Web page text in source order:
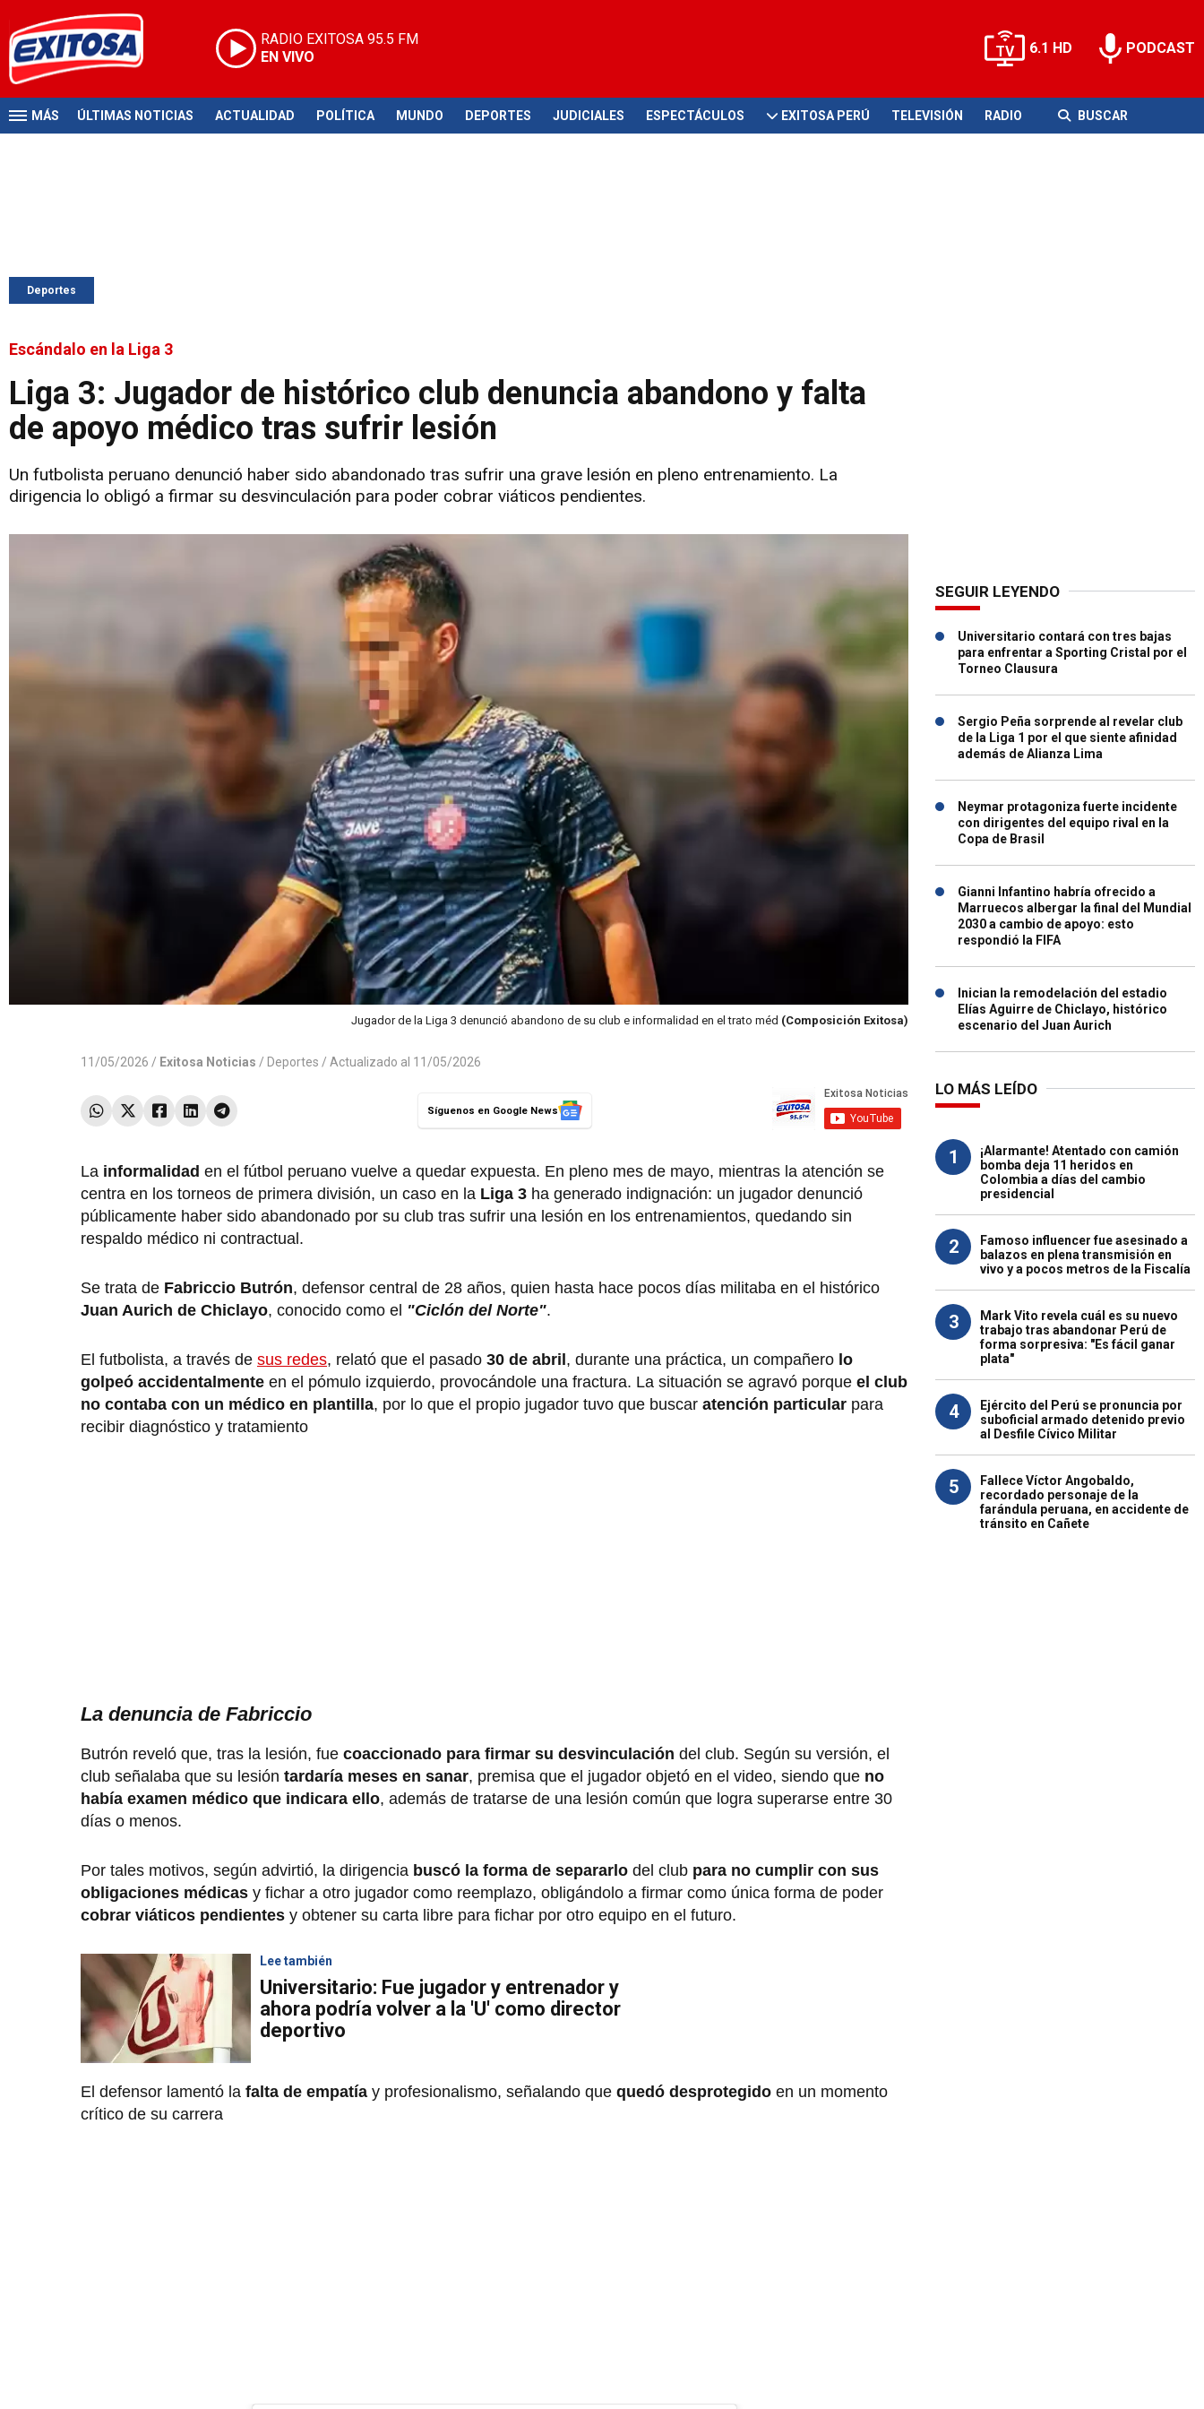
RADIO EXITOSA 95.5 FM
EN VIVO
6.1 HD PODCAST
MÁS ÚLTIMAS NOTICIAS ACTUALIDAD POLÍTICA MUNDO DEPORTES JUDICIALES ESPECTÁCULOS EXITOSA PERÚ TELEVISIÓN RADIO BUSCAR
Deportes
Escándalo en la Liga 3
Liga 3: Jugador de histórico club denuncia abandono y falta
de apoyo médico tras sufrir lesión
Un futbolista peruano denunció haber sido abandonado tras sufrir una grave lesión en pleno entrenamiento. La
dirigencia lo obligó a firmar su desvinculación para poder cobrar viáticos pendientes.
Jugador de la Liga 3 denunció abandono de su club e informalidad en el trato méd (Composición Exitosa)
11/05/2026 / Exitosa Noticias / Deportes / Actualizado al 11/05/2026
Síguenos en Google News
La informalidad en el fútbol peruano vuelve a quedar expuesta. En pleno mes de mayo, mientras la atención se
centra en los torneos de primera división, un caso en la Liga 3 ha generado indignación: un jugador denunció
públicamente haber sido abandonado por su club tras sufrir una lesión en los entrenamientos, quedando sin
respaldo médico ni contractual.
Se trata de Fabriccio Butrón, defensor central de 28 años, quien hasta hace pocos días militaba en el histórico
Juan Aurich de Chiclayo, conocido como el "Ciclón del Norte".
El futbolista, a través de sus redes, relató que el pasado 30 de abril , durante una práctica, un compañero lo
golpeó accidentalmente en el pómulo izquierdo, provocándole una fractura. La situación se agravó porque el club
no contaba con un médico en plantilla, por lo que el propio jugador tuvo que buscar atención particular para
recibir diagnóstico y tratamiento
La denuncia de Fabriccio
Butrón reveló que, tras la lesión, fue coaccionado para firmar su desvinculación del club. Según su versión, el
club señalaba que su lesión tardaría meses en sanar, premisa que el jugador objetó en el video, siendo que no
había examen médico que indicara ello, además de tratarse de una lesión común que logra superarse entre 30
días o menos.
Por tales motivos, según advirtió, la dirigencia buscó la forma de separarlo del club para no cumplir con sus
obligaciones médicas y fichar a otro jugador como reemplazo, obligándolo a firmar como única forma de poder
cobrar viáticos pendientes y obtener su carta libre para fichar por otro equipo en el futuro.
Lee también
Universitario: Fue jugador y entrenador y
ahora podría volver a la 'U' como director
deportivo
El defensor lamentó la falta de empatía y profesionalismo, señalando que quedó desprotegido en un momento
crítico de su carrera
SEGUIR LEYENDO
Universitario contará con tres bajas
para enfrentar a Sporting Cristal por el
Torneo Clausura
Sergio Peña sorprende al revelar club
de la Liga 1 por el que siente afinidad
además de Alianza Lima
Neymar protagoniza fuerte incidente
con dirigentes del equipo rival en la
Copa de Brasil
Gianni Infantino habría ofrecido a
Marruecos albergar la final del Mundial
2030 a cambio de apoyo: esto
respondió la FIFA
Inician la remodelación del estadio
Elías Aguirre de Chiclayo, histórico
escenario del Juan Aurich
LO MÁS LEÍDO
1
¡Alarmante! Atentado con camión
bomba deja 11 heridos en
Colombia a días del cambio
presidencial
2
Famoso influencer fue asesinado a
balazos en plena transmisión en
vivo y a pocos metros de la Fiscalía
3
Mark Vito revela cuál es su nuevo
trabajo tras abandonar Perú de
forma sorpresiva: "Es fácil ganar
plata"
4
Ejército del Perú se pronuncia por
suboficial armado detenido previo
al Desfile Cívico Militar
5
Fallece Víctor Angobaldo,
recordado personaje de la
farándula peruana, en accidente de
tránsito en Cañete